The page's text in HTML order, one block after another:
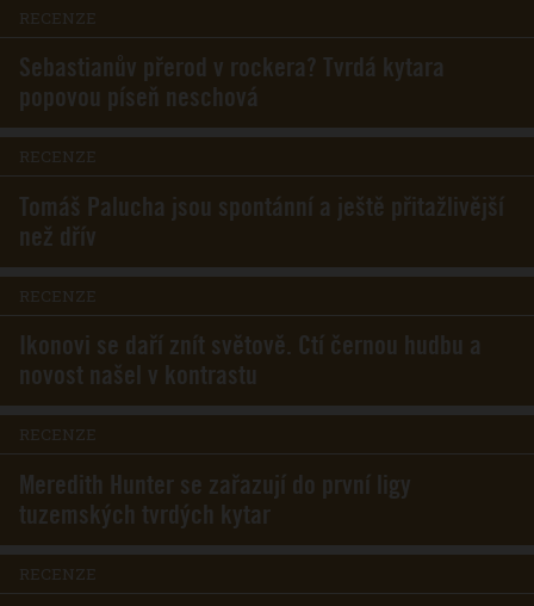
RECENZE
Sebastianův přerod v rockera? Tvrdá kytara
popovou píseň neschová
RECENZE
Tomáš Palucha jsou spontánní a ještě přitažlivější
než dřív
RECENZE
Ikonovi se daří znít světově. Ctí černou hudbu a
novost našel v kontrastu
RECENZE
Meredith Hunter se zařazují do první ligy
tuzemských tvrdých kytar
RECENZE